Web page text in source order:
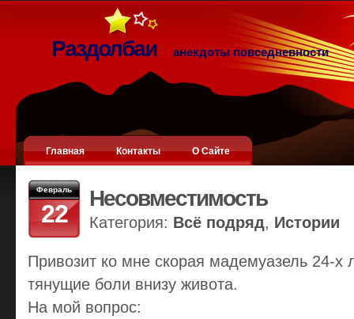
Раздолбаи анекдоты повседневности
Главная Контакты О Сайте
Февраль
22
Несовместимость
Категория: Всё подряд, Истории
Привозит ко мне скорая мадемуазель 24-х
тянущие боли внизу живота.
На мой вопрос: